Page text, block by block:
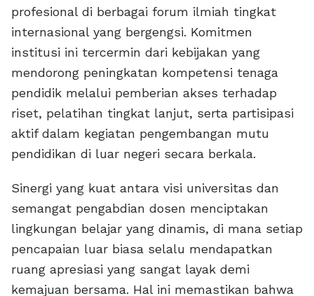
profesional di berbagai forum ilmiah tingkat
internasional yang bergengsi. Komitmen
institusi ini tercermin dari kebijakan yang
mendorong peningkatan kompetensi tenaga
pendidik melalui pemberian akses terhadap
riset, pelatihan tingkat lanjut, serta partisipasi
aktif dalam kegiatan pengembangan mutu
pendidikan di luar negeri secara berkala.
Sinergi yang kuat antara visi universitas dan
semangat pengabdian dosen menciptakan
lingkungan belajar yang dinamis, di mana setiap
pencapaian luar biasa selalu mendapatkan
ruang apresiasi yang sangat layak demi
kemajuan bersama. Hal ini memastikan bahwa